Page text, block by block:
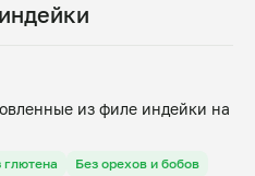
из филе индейки на
глютена Без орехов и бобов